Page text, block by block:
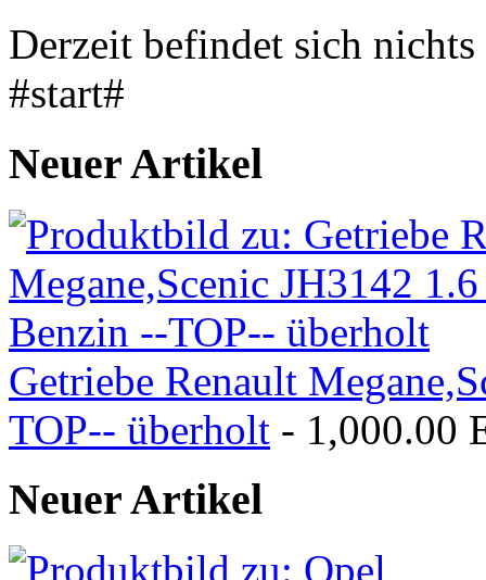
Derzeit befindet sich
#start#
Neuer Artikel
Getriebe Renault
TOP-- überholt - 1,000.00
Neuer Artikel